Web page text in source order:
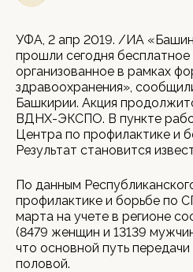
УФА, 2 апр 2019. /ИА
прошли сегодня
организованное в рамках
здравоохранения»,
Башкирии. Акция
ВДНХ-ЭКСПО. В пункте
Центра по профилактике и
Результат становится
По данным
профилактике и борьбе по
марта на учете в регионе
(8479 женщин и 13139
что основной путь
половой.